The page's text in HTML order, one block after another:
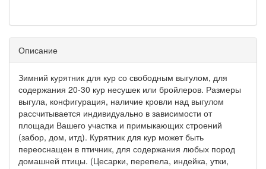
Описание
Зимний курятник для кур со свободным выгулом, для
содержания 20-30 кур несушек или бройлеров. Размеры
выгула, конфигурация, наличие кровли над выгулом
рассчитывается индивидуально в зависимости от
площади Вашего участка и примыкающих строений
(забор, дом, итд). Курятник для кур может быть
переоснащен в птичник, для содержания любых пород
домашней птицы. (Цесарки, перепела, индейка, утки,